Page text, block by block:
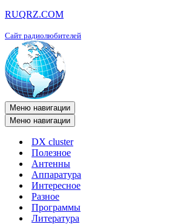
RUQRZ.COM
Сайт радиолюбителей
Меню навигации
Меню навигации
DX cluster
Полезное
Антенны
Аппаратура
Интересное
Разное
Программы
Литература